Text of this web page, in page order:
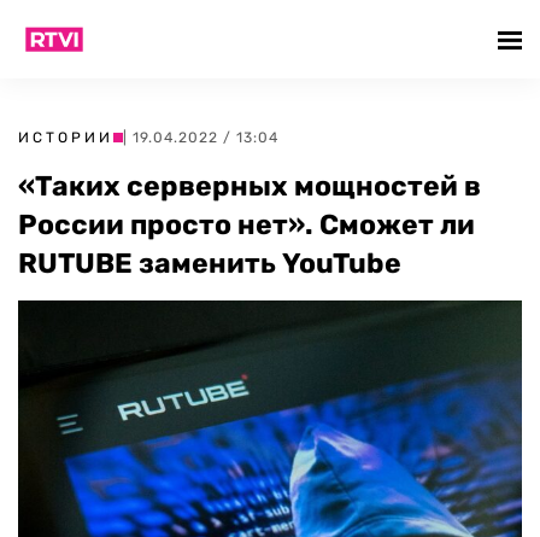
ИСТОРИИ | 19.04.2022 / 13:04
«Таких серверных мощностей в
России просто нет». Сможет ли
RUTUBE заменить YouTube